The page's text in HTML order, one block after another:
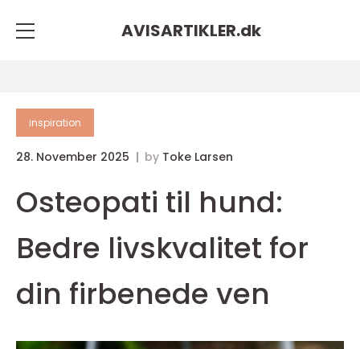
AVISARTIKLER.dk
inspiration
28. November 2025 by Toke Larsen
Osteopati til hund:
Bedre livskvalitet for
din firbenede ven